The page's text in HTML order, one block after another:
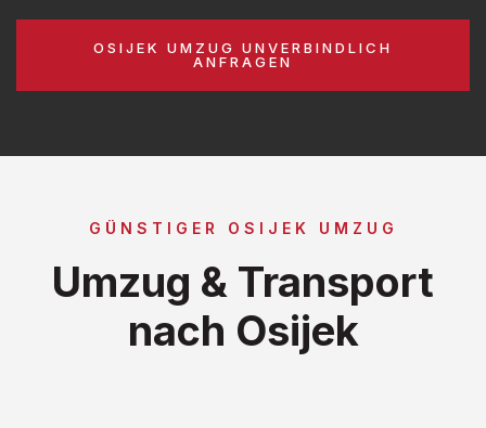
OSIJEK UMZUG UNVERBINDLICH
ANFRAGEN
GÜNSTIGER OSIJEK UMZUG
Umzug & Transport
nach Osijek